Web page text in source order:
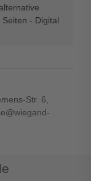
- Digital
Str. 6,